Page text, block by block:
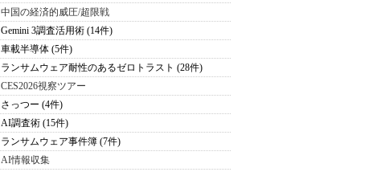
中国の経済的威圧/超限戦
Gemini 3調査活用術 (14件)
車載半導体 (5件)
ランサムウェア耐性のあるゼロトラスト (28件)
CES2026視察ツアー
さっつー (4件)
AI調査術 (15件)
ランサムウェア事件簿 (7件)
AI情報収集